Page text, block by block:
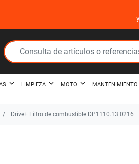
LIMPIEZA MOTO MANTENIMIENTO
Drive+ Filtro de combustible DP1110.13.0216